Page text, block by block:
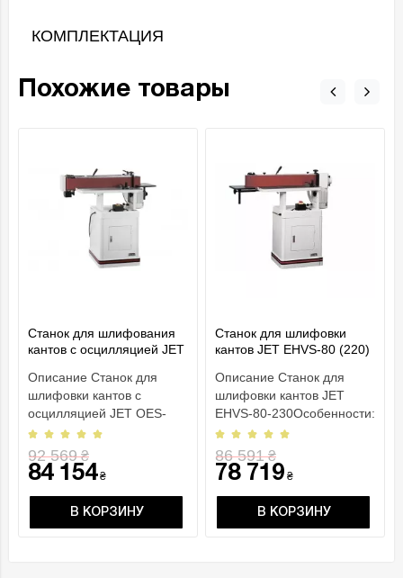
КОМПЛЕКТАЦИЯ
Похожие товары
Станок для шлифования
кантов с осцилляцией JET
Описание Станок для
шлифовки кантов с
осцилляцией JET OES-
80CS-230Особенности:
Колебательное движени..
92 569₴
84 154₴
В КОРЗИНУ
Станок для шлифовки
кантов JET EHVS-80 (220)
Описание Станок для
шлифовки кантов JET
EHVS-80-230Особенности:
Рабочий стол из чугунного
литья Регу..
86 591₴
78 719 ₴
В КОРЗИНУ